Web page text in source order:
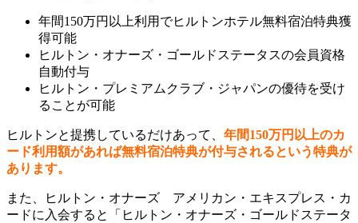
年間150万円以上利用でヒルトンホテル無料宿泊特典獲
得可能
ヒルトン・オナーズ・ゴールドステータスの会員資格
自動付与
ヒルトン・プレミアムクラブ・ジャパンの優待を受け
ることが可能
ヒルトンと提携しているだけあって、 年間150万円以上のカ
ード利用額があれば無料宿泊特典が付与されるという特典が
あります。
また、ヒルトン・オナーズ アメリカン・エキスプレス・カ
ードに入会すると「ヒルトン・オナーズ・ゴールドステータ